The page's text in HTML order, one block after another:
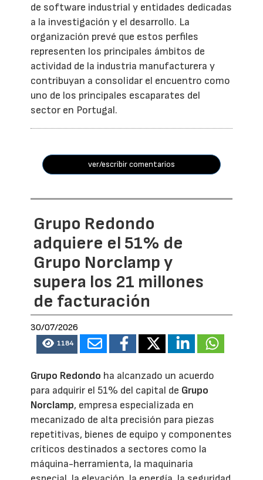
de software industrial y entidades dedicadas
a la investigación y el desarrollo. La
organización prevé que estos perfiles
representen los principales ámbitos de
actividad de la industria manufacturera y
contribuyan a consolidar el encuentro como
uno de los principales escaparates del
sector en Portugal.
ver/escribir comentarios
Grupo Redondo
adquiere el 51% de
Grupo Norclamp y
supera los 21 millones
de facturación
30/07/2026
1184
Grupo Redondo ha alcanzado un acuerdo
para adquirir el 51% del capital de Grupo
Norclamp, empresa especializada en
mecanizado de alta precisión para piezas
repetitivas, bienes de equipo y componentes
críticos destinados a sectores como la
máquina-herramienta, la maquinaria